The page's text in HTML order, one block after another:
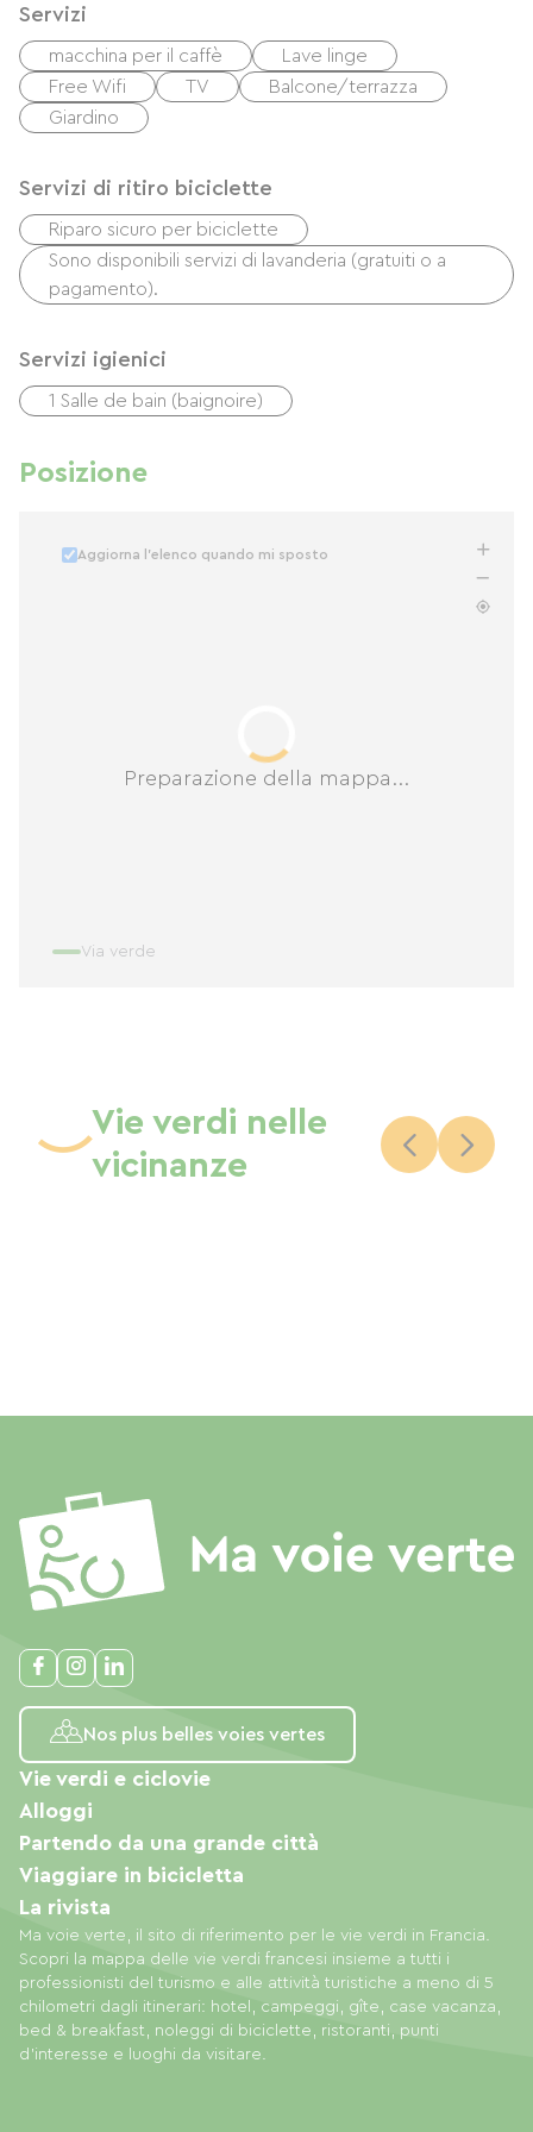
Servizi
macchina per il caffè
Lave linge
Free Wifi
TV
Balcone/terrazza
Giardino
Servizi di ritiro biciclette
Riparo sicuro per biciclette
Sono disponibili servizi di lavanderia (gratuiti o a
pagamento).
Servizi igienici
1 Salle de bain (baignoire)
Posizione
Preparazione della mappa...
Aggiorna l'elenco quando mi sposto
Via verde
Vie verdi nelle
vicinanze
Nos plus belles voies vertes
Ma voie verte, il sito di riferimento per le vie verdi in Francia.
Scopri la mappa delle vie verdi francesi insieme a tutti i
professionisti del turismo e alle attività turistiche a meno di 5
chilometri dagli itinerari: hotel, campeggi, gîte, case vacanza,
bed & breakfast, noleggi di biciclette, ristoranti, punti
d'interesse e luoghi da visitare.
Vie verdi e ciclovie
Alloggi
Partendo da una grande città
Viaggiare in bicicletta
La rivista